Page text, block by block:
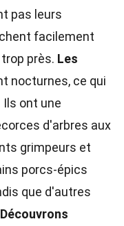
pas leurs
facilement
près. Les
nocturnes, ce qui
ont une
d'arbres aux
grimpeurs et
porcs-épics
que d'autres
Découvrons